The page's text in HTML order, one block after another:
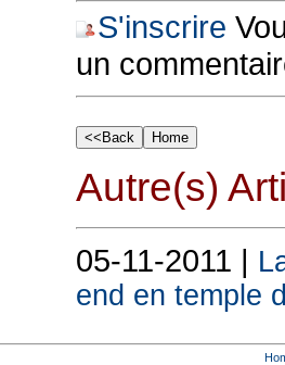
S'inscrire
un
Autre(s)
05-11-2011 |
end en temple